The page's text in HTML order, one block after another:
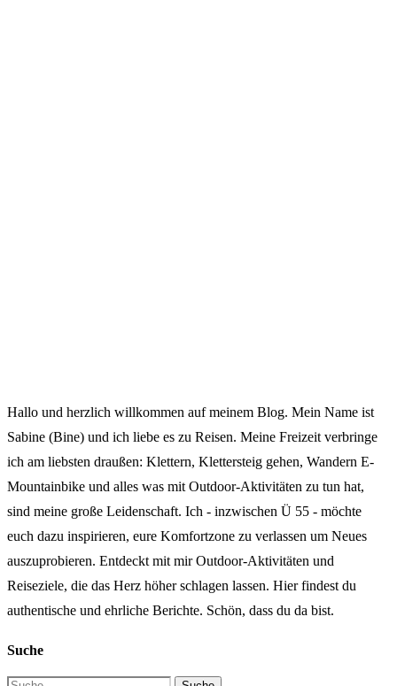
Hallo und herzlich willkommen auf meinem Blog. Mein Name ist
Sabine (Bine) und ich liebe es zu Reisen. Meine Freizeit verbringe
ich am liebsten draußen: Klettern, Klettersteig gehen, Wandern E-
Mountainbike und alles was mit Outdoor-Aktivitäten zu tun hat,
sind meine große Leidenschaft. Ich - inzwischen Ü 55 - möchte
euch dazu inspirieren, eure Komfortzone zu verlassen um Neues
auszuprobieren. Entdeckt mit mir Outdoor-Aktivitäten und
Reiseziele, die das Herz höher schlagen lassen. Hier findest du
authentische und ehrliche Berichte. Schön, dass du da bist.
Suche